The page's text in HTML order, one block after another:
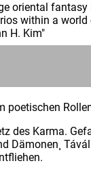
oriental fantasy
within a
H. Kim"
poetischen
des Karma.
Dämonen¸